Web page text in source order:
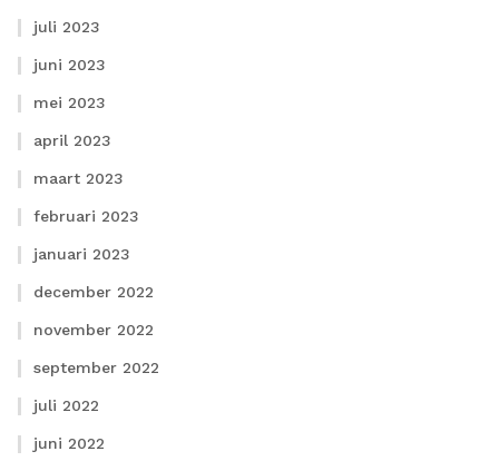
juli 2023
juni 2023
mei 2023
april 2023
maart 2023
februari 2023
januari 2023
december 2022
november 2022
september 2022
juli 2022
juni 2022